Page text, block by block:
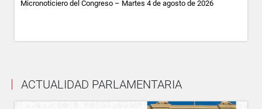
Micronoticiero del Congreso – Martes 4 de agosto de 2026
ACTUALIDAD PARLAMENTARIA